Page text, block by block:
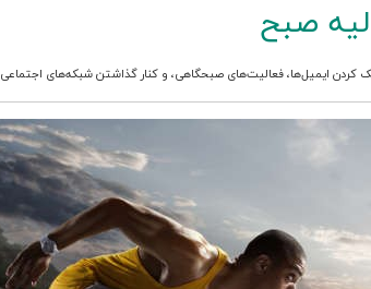
صبح
کردن ایمیل‌ها، فعالیت‌های صبحگاهی، و کنار گذاشتن شبکه‌های اجتماعی